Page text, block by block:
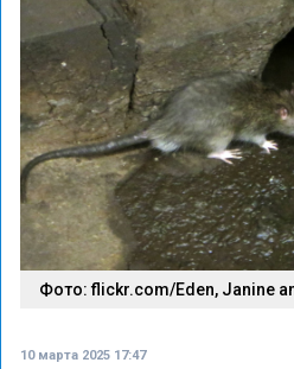
Фото: flickr.com/Eden, Janine
10 марта 2025 17:47